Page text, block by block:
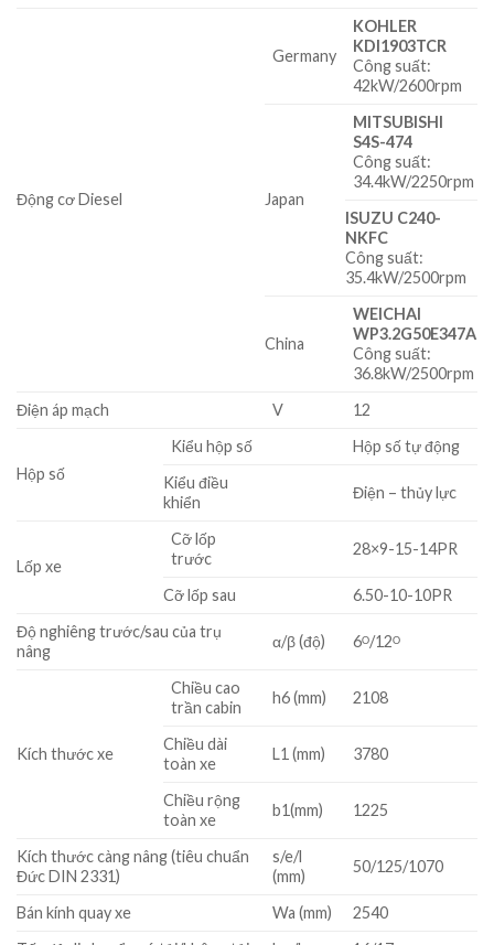
Động cơ Diesel
Germany
KOHLER
KDI1903TCR
Công suất:
42kW/2600rpm
Japan
MITSUBISHI
S4S-474
Công suất:
34.4kW/2250rpm
ISUZU C240-
NKFC
Công suất:
35.4kW/2500rpm
China
WEICHAI
WP3.2G50E347A
Công suất:
36.8kW/2500rpm
Điện áp mạch
V 12
Hộp số
Kiểu hộp số
Hộp số tự động
Kiểu điều
khiển
Điện – thủy lực
Lốp xe
Cỡ lốp
trước
28×9-15-14PR
Cỡ lốp sau
6.50-10-10PR
Độ nghiêng trước/sau của trụ
nâng
α/β (độ) 6ᴼ/12ᴼ
Kích thước xe
Chiều cao
trần cabin
h6 (mm) 2108
Chiều dài
toàn xe
L1 (mm) 3780
Chiều rộng
toàn xe
b1(mm) 1225
Kích thước càng nâng (tiêu chuẩn
Đức DIN 2331)
s/e/l
(mm)
50/125/1070
Bán kính quay xe Wa (mm)
2540